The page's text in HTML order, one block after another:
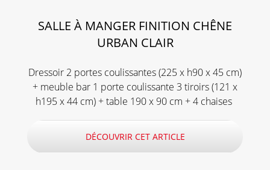
SALLE À MANGER FINITION CHÊNE
URBAN CLAIR
Dressoir 2 portes coulissantes (225 x h90 x 45 cm)
+ meuble bar 1 porte coulissante 3 tiroirs (121 x
h195 x 44 cm) + table 190 x 90 cm + 4 chaises
DÉCOUVRIR CET ARTICLE